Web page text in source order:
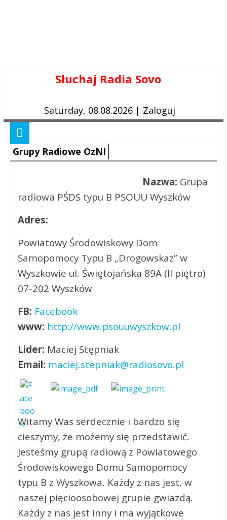
Słuchaj Radia Sovo
Saturday, 08.08.2026 | Zaloguj
Grupy Radiowe OzNI
Nazwa: Grupa
radiowa PŚDS typu B PSOUU Wyszków
Adres:
Powiatowy Środowiskowy Dom
Samopomocy Typu B „Drogowskaz” w
Wyszkowie ul. Świętojańska 89A (II piętro)
07-202 Wyszków
FB: Facebook
www: http://www.psouuwyszkow.pl
Lider: Maciej Stępniak
Email: maciej.stepniak@radiosovo.pl
Witamy Was serdecznie i bardzo się
cieszymy, że możemy się przedstawić.
Jesteśmy grupą radiową z Powiatowego
Środowiskowego Domu Samopomocy
typu B z Wyszkowa. Każdy z nas jest, w
naszej pięcioosobowej grupie gwiazdą.
Każdy z nas jest inny i ma wyjątkowe